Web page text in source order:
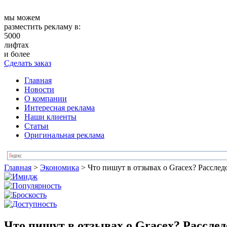
мы можем
разместить рекламу в:
5000
лифтах
и более
Сделать заказ
Главная
Новости
О компании
Интересная реклама
Наши клиенты
Статьи
Оригинальная реклама
Главная > Экономика > Что пишут в отзывах о Gracex?